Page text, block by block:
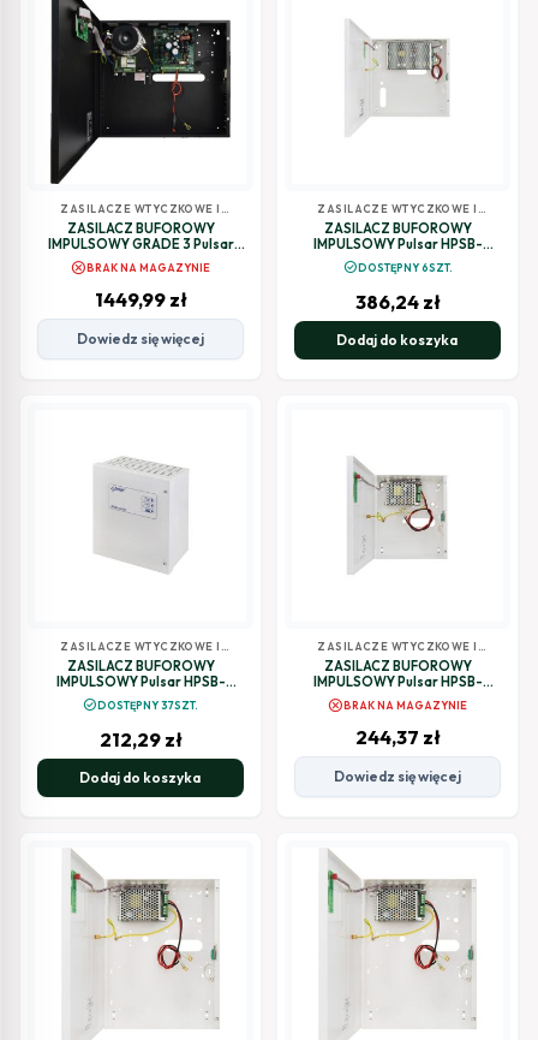
ZASILACZE WTYCZKOWE I
BUFOROWE
ZASILACZ BUFOROWY
IMPULSOWY GRADE 3 Pulsar
PSBEN5024C/LCD
cancelBRAK NA MAGAZYNIE
1449,99 zł
Dowiedz się więcej
ZASILACZE WTYCZKOWE I
BUFOROWE
ZASILACZ BUFOROWY
IMPULSOWY Pulsar HPSB-
check_circleDOSTĘPNY 6SZT.
386,24 zł
Dodaj do koszyka
ZASILACZE WTYCZKOWE I
BUFOROWE
ZASILACZ BUFOROWY
IMPULSOWY Pulsar HPSB-
check_circleDOSTĘPNY 37SZT.
212,29 zł
Dodaj do koszyka
ZASILACZE WTYCZKOWE I
BUFOROWE
ZASILACZ BUFOROWY
IMPULSOWY Pulsar HPSB-
cancelBRAK NA MAGAZYNIE
244,37 zł
Dowiedz się więcej